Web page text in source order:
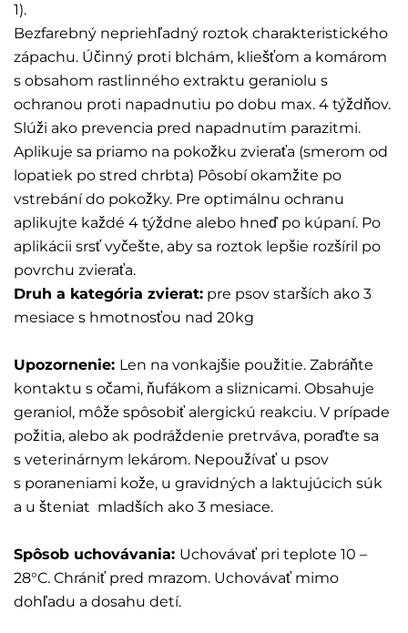
1).
Bezfarebný nepriehľadný roztok charakteristického
zápachu. Účinný proti blchám, kliešťom a komárom
s obsahom rastlinného extraktu geraniolu s
ochranou proti napadnutiu po dobu max. 4 týždňov.
Slúži ako prevencia pred napadnutím parazitmi.
Aplikuje sa priamo na pokožku zvieraťa (smerom od
lopatiek po stred chrbta) Pôsobí okamžite po
vstrebání do pokožky. Pre optimálnu ochranu
aplikujte každé 4 týždne alebo hneď po kúpaní. Po
aplikácii srsť vyčešte, aby sa roztok lepšie rozšíril po
povrchu zvieraťa.
Druh a kategória zvierat: pre psov starších ako 3
mesiace s hmotnosťou nad 20kg
Upozornenie: Len na vonkajšie použitie. Zabráňte
kontaktu s očami, ňufákom a sliznicami. Obsahuje
geraniol, môže spôsobiť alergickú reakciu. V prípade
požitia, alebo ak podráždenie pretrváva, poraďte sa
s veterinárnym lekárom. Nepoužívať u psov
s poraneniami kože, u gravidných a laktujúcich súk
a u šteniat mladších ako 3 mesiace.
Spôsob uchovávania: Uchovávať pri teplote 10 –
28°C. Chrániť pred mrazom. Uchovávať mimo
dohľadu a dosahu detí.